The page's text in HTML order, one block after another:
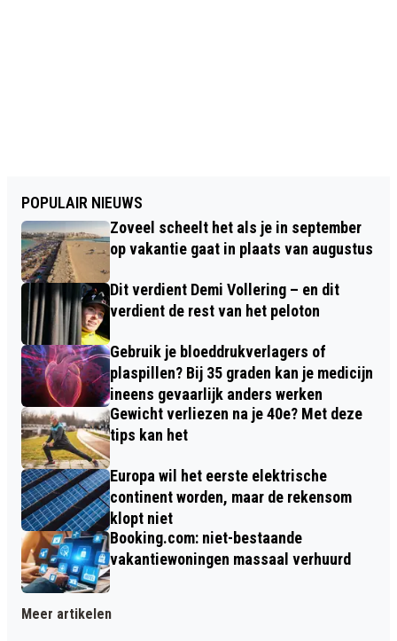
POPULAIR NIEUWS
Zoveel scheelt het als je in september
op vakantie gaat in plaats van augustus
Dit verdient Demi Vollering – en dit
verdient de rest van het peloton
Gebruik je bloeddrukverlagers of
plaspillen? Bij 35 graden kan je medicijn
ineens gevaarlijk anders werken
Gewicht verliezen na je 40e? Met deze
tips kan het
Europa wil het eerste elektrische
continent worden, maar de rekensom
klopt niet
Booking.com: niet-bestaande
vakantiewoningen massaal verhuurd
Meer artikelen